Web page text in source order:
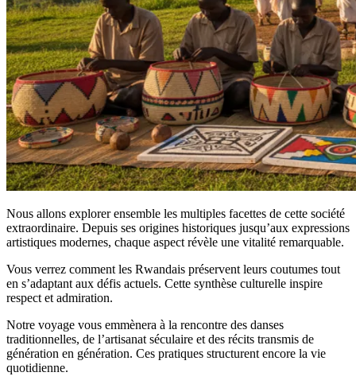
Nous allons explorer ensemble les multiples facettes de cette société
extraordinaire. Depuis ses origines historiques jusqu’aux expressions
artistiques modernes, chaque aspect révèle une vitalité remarquable.
Vous verrez comment les Rwandais préservent leurs coutumes tout
en s’adaptant aux défis actuels. Cette synthèse culturelle inspire
respect et admiration.
Notre voyage vous emmènera à la rencontre des danses
traditionnelles, de l’artisanat séculaire et des récits transmis de
génération en génération. Ces pratiques structurent encore la vie
quotidienne.